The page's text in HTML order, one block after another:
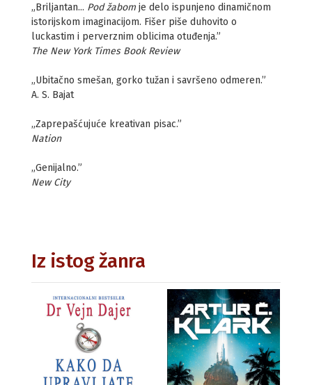
„Briljantan... Pod žabom je delo ispunjeno dinamičnom
istorijskom imaginacijom. Fišer piše duhovito o
luckastim i perverznim oblicima otuđenja.”
The New York Times Book Review
„Ubitačno smešan, gorko tužan i savršeno odmeren.”
A. S. Bajat
„Zaprepašćujuće kreativan pisac.”
Nation
„Genijalno.”
New City
Iz istog žanra